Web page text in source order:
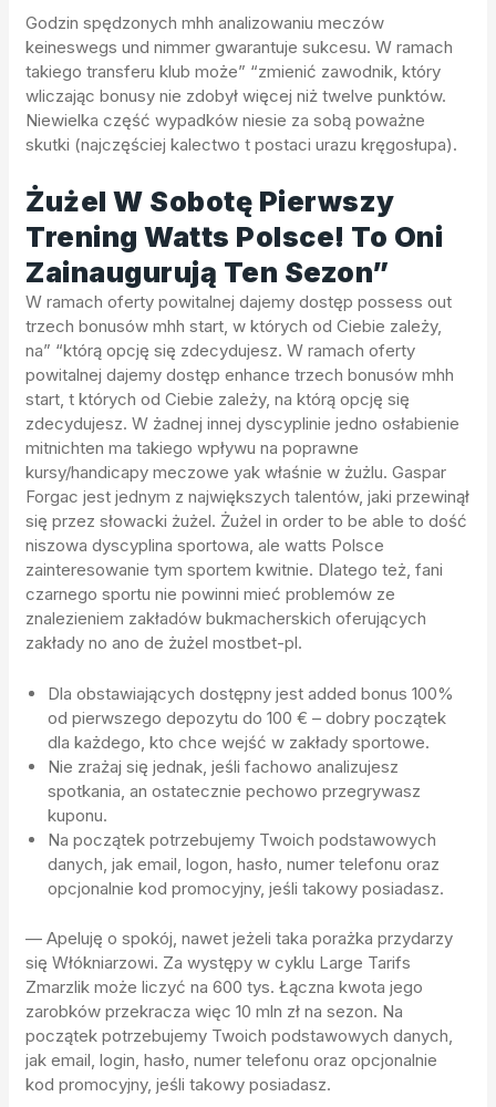
Godzin spędzonych mhh analizowaniu meczów
keineswegs und nimmer gwarantuje sukcesu. W ramach
takiego transferu klub może” “zmienić zawodnik, który
wliczając bonusy nie zdobył więcej niż twelve punktów.
Niewielka część wypadków niesie za sobą poważne
skutki (najczęściej kalectwo t postaci urazu kręgosłupa).
Żużel W Sobotę Pierwszy
Trening Watts Polsce! To Oni
Zainaugurują Ten Sezon”
W ramach oferty powitalnej dajemy dostęp possess out
trzech bonusów mhh start, w których od Ciebie zależy,
na” “którą opcję się zdecydujesz. W ramach oferty
powitalnej dajemy dostęp enhance trzech bonusów mhh
start, t których od Ciebie zależy, na którą opcję się
zdecydujesz. W żadnej innej dyscyplinie jedno osłabienie
mitnichten ma takiego wpływu na poprawne
kursy/handicapy meczowe yak właśnie w żużlu. Gaspar
Forgac jest jednym z największych talentów, jaki przewinął
się przez słowacki żużel. Żużel in order to be able to dość
niszowa dyscyplina sportowa, ale watts Polsce
zainteresowanie tym sportem kwitnie. Dlatego też, fani
czarnego sportu nie powinni mieć problemów ze
znalezieniem zakładów bukmacherskich oferujących
zakłady no ano de żużel mostbet-pl.
Dla obstawiających dostępny jest added bonus 100%
od pierwszego depozytu do 100 € – dobry początek
dla każdego, kto chce wejść w zakłady sportowe.
Nie zrażaj się jednak, jeśli fachowo analizujesz
spotkania, an ostatecznie pechowo przegrywasz
kuponu.
Na początek potrzebujemy Twoich podstawowych
danych, jak email, logon, hasło, numer telefonu oraz
opcjonalnie kod promocyjny, jeśli takowy posiadasz.
— Apeluję o spokój, nawet jeżeli taka porażka przydarzy
się Włókniarzowi. Za występy w cyklu Large Tarifs
Zmarzlik może liczyć na 600 tys. Łączna kwota jego
zarobków przekracza więc 10 mln zł na sezon. Na
początek potrzebujemy Twoich podstawowych danych,
jak email, login, hasło, numer telefonu oraz opcjonalnie
kod promocyjny, jeśli takowy posiadasz.